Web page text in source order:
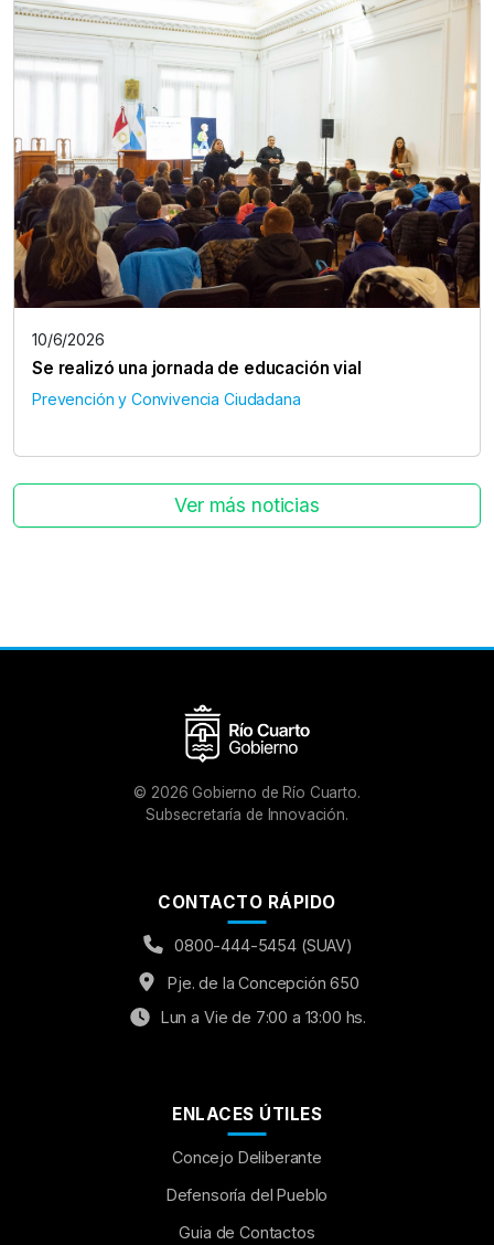
10/6/2026
Se realizó una jornada de educación vial
Prevención y Convivencia Ciudadana
Ver más noticias
© 2026 Gobierno de Río Cuarto.
Subsecretaría de Innovación.
CONTACTO RÁPIDO
0800-444-5454 (SUAV)
Pje. de la Concepción 650
Lun a Vie de 7:00 a 13:00 hs.
ENLACES ÚTILES
Concejo Deliberante
Defensoría del Pueblo
Guia de Contactos
Aumentar Fuente